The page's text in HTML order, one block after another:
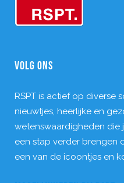
VOLG ONS
RSPT is actief op diverse
nieuwtjes, heerlijke en
wetenswaardigheden die
een stap verder brengen
een van de icoontjes en